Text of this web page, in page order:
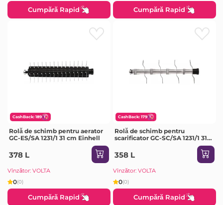
Cumpără Rapid Cumpără Rapid
CashBack: 189
Rolă de schimb pentru aerator
GC-ES/SA 1231/1 31 cm Einhell
378 L
Vînzător: VOLTA
0(0)
Cumpără Rapid
CashBack: 179
Rolă de schimb pentru
scarificator GC-SC/SA 1231/1 31
358 L
Vînzător: VOLTA
0(0)
Cumpără Rapid